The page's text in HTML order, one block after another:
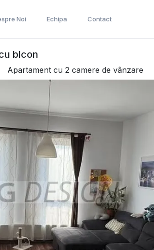
Noi Echipa Contact
blcon
Apartament cu 2 camere de vânzare